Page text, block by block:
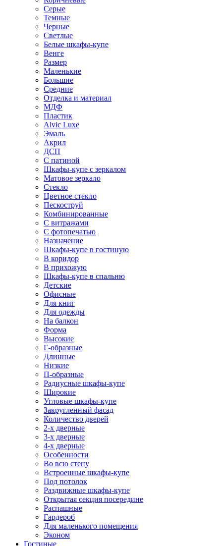
Серые
Темные
Черные
Светлые
Белые шкафы-купе
Венге
Размер
Маленькие
Большие
Средние
Отделка и материал
МДФ
Пластик
Alvic Luxe
Эмаль
Акрил
ДСП
С патиной
Шкафы-купе с зеркалом
Матовое зеркало
Стекло
Цветное стекло
Пескоструй
Комбинированные
С витражами
С фотопечатью
Назначение
Шкафы-купе в гостиную
В коридор
В прихожую
Шкафы-купе в спальню
Детские
Офисные
Для книг
Для одежды
На балкон
Форма
Высокие
Г-образные
Длинные
Низкие
П-образные
Радиусные шкафы-купе
Широкие
Угловые шкафы-купе
Закругленный фасад
Количество дверей
2-х дверные
3-х дверные
4-х дверные
Особенности
Во всю стену
Встроенные шкафы-купе
Под потолок
Раздвижные шкафы-купе
Открытая секция посередине
Распашные
Гардероб
Для маленького помещения
Эконом
Гостиные